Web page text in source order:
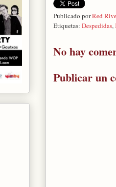
Publicado porRed
Etiquetas: Despedidas,
No hay
Publicar un